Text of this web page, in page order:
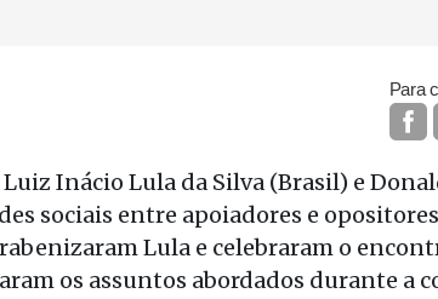
Para
Inácio Lula da Silva (Brasil) e
sociais entre apoiadores e
Lula e celebraram o
os assuntos abordados durante a